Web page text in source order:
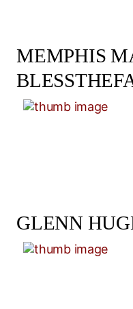
MEMPHIS
GLENN